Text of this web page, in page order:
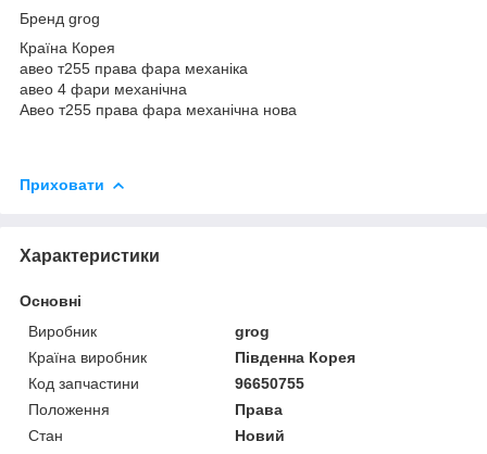
Бренд grog
Країна Корея
авео т255 права фара механіка
авео 4 фари механічна
Авео т255 права фара механічна нова
Приховати
Характеристики
Основні
Виробник
grog
Країна виробник
Південна Корея
Код запчастини
96650755
Положення
Права
Стан
Новий